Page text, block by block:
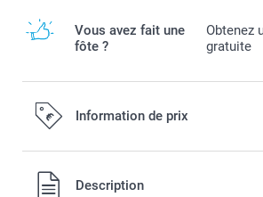
Vous avez fait une
fôte ?
Obtenez
gratuite
Information de prix
Tous les prix sont en EURO (€), TVA
port.
Description